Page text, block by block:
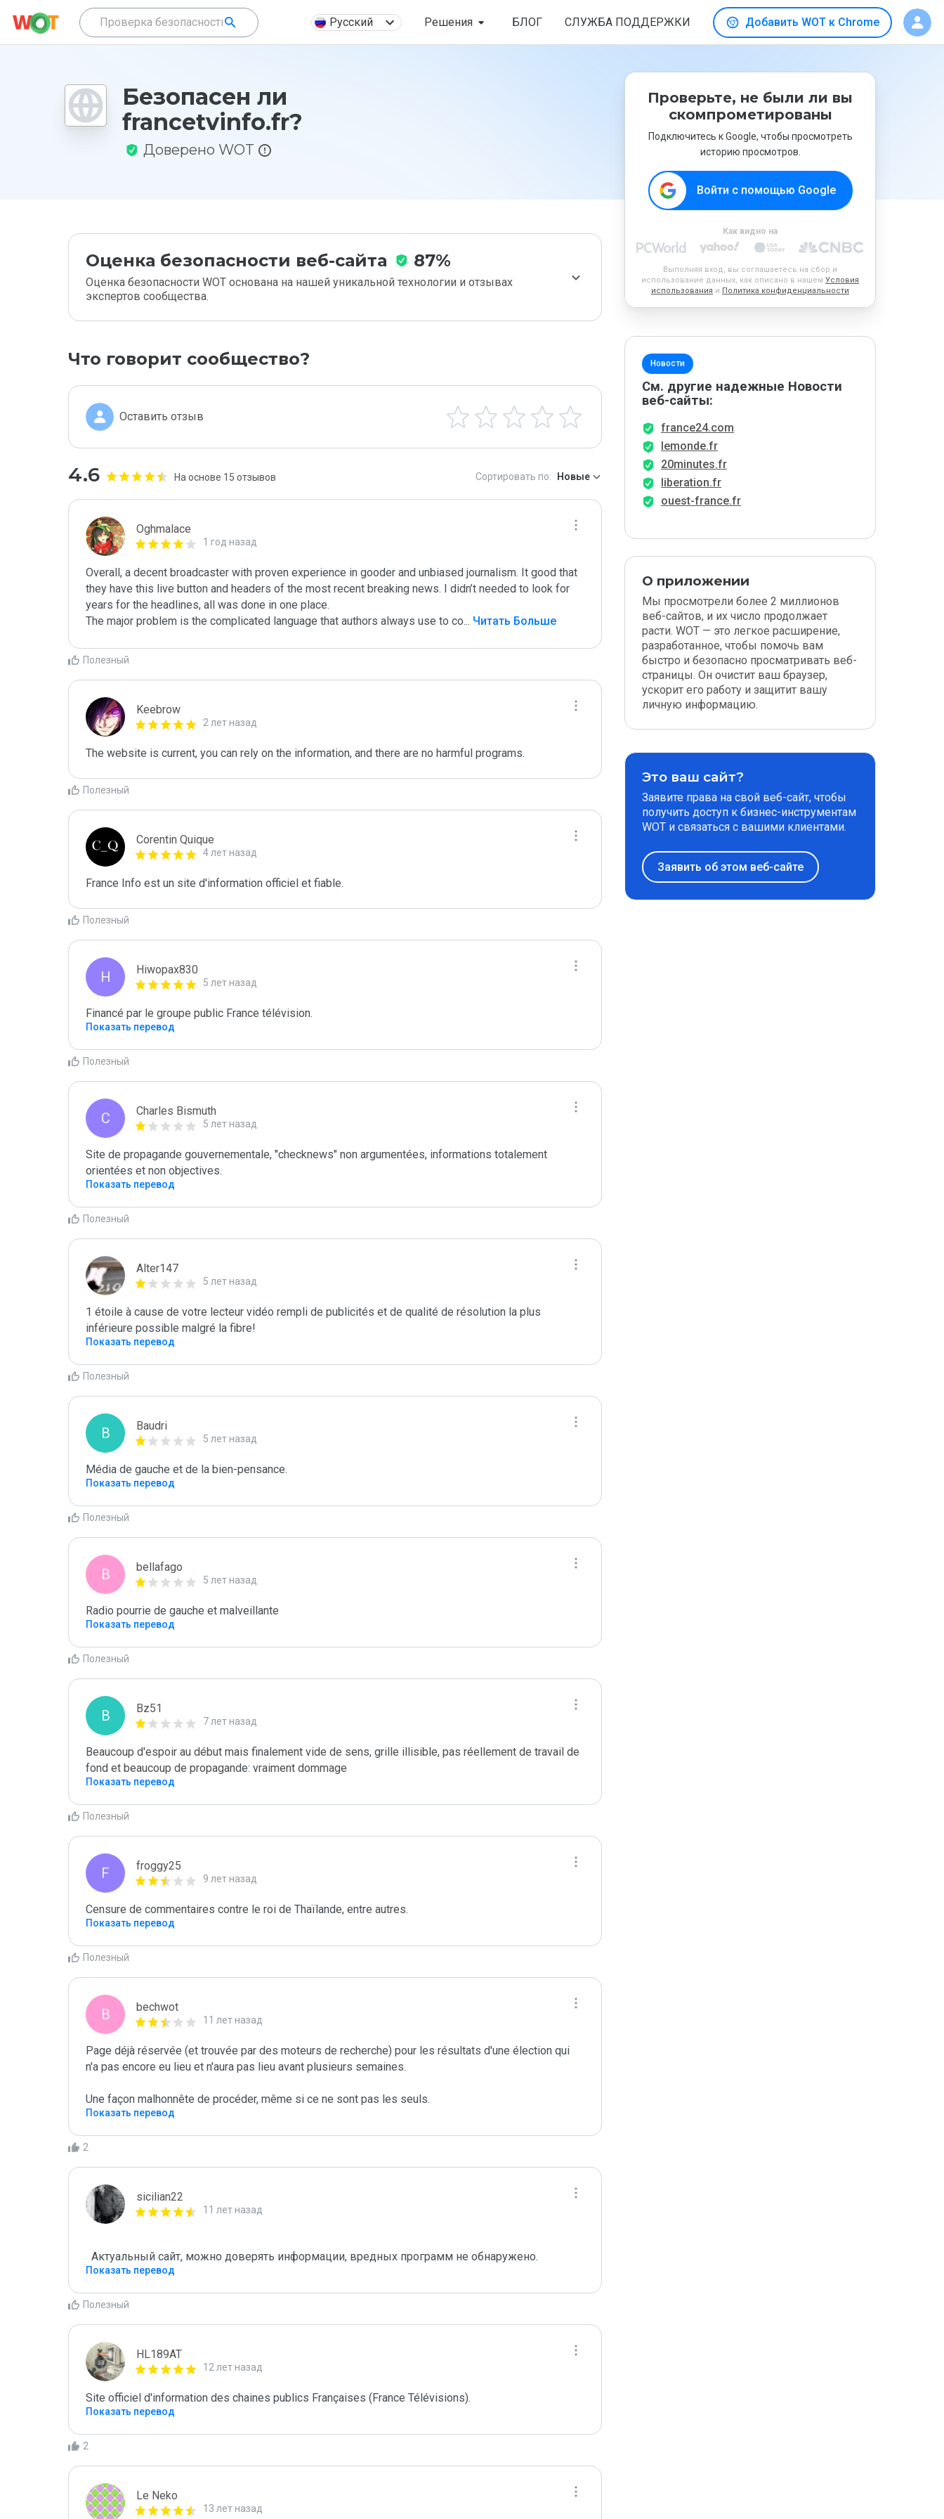
Русский Решения БЛОГ СЛУЖБА ПОДДЕРЖКИ Добавить WOT к Chrome
Безопасен ли
francetvinfo.fr?
Доверено WOT
Оценка безопасности веб-сайта 87%
Оценка безопасности WOT основана на нашей уникальной технологии и отзывах
экспертов сообщества.
Что говорит сообщество?
Оставить отзыв
4.6 На основе 15 отзывов Сортировать по: Новые
Oghmalace
1 год назад
Overall, a decent broadcaster with proven experience in gooder and unbiased journalism. It good that
they have this live button and headers of the most recent breaking news. I didn’t needed to look for
years for the headlines, all was done in one place.
The major problem is the complicated language that authors always use to co... Читать Больше
Полезный
Keebrow
2 лет назад
The website is current, you can rely on the information, and there are no harmful programs.
Полезный
Corentin Quique
4 лет назад
France Info est un site d'information officiel et fiable.
Полезный
H Hiwopax830
5 лет назад
Financé par le groupe public France télévision.
Показать перевод
Полезный
C Charles Bismuth
5 лет назад
Site de propagande gouvernementale, "checknews" non argumentées, informations totalement
orientées et non objectives.
Показать перевод
Полезный
Alter147
5 лет назад
1 étoile à cause de votre lecteur vidéo rempli de publicités et de qualité de résolution la plus
inférieure possible malgré la fibre!
Показать перевод
Полезный
B Baudri
5 лет назад
Média de gauche et de la bien-pensance.
Показать перевод
Полезный
B bellafago
5 лет назад
Radio pourrie de gauche et malveillante
Показать перевод
Полезный
B Bz51
7 лет назад
Beaucoup d'espoir au début mais finalement vide de sens, grille illisible, pas réellement de travail de
fond et beaucoup de propagande: vraiment dommage
Показать перевод
Полезный
F froggy25
9 лет назад
Censure de commentaires contre le roi de Thaïlande, entre autres.
Показать перевод
Полезный
B bechwot
11 лет назад
Page déjà réservée (et trouvée par des moteurs de recherche) pour les résultats d'une élection qui
n'a pas encore eu lieu et n'aura pas lieu avant plusieurs semaines.
Une façon malhonnête de procéder, même si ce ne sont pas les seuls.
Показать перевод
2
sicilian22
11 лет назад
Показать перевод
Полезный
HL189AT
12 лет назад
Site officiel d'information des chaines publics Françaises (France Télévisions).
Показать перевод
2
Le Neko
13 лет назад
Проверьте, не были ли вы
скомпрометированы
Подключитесь к Google, чтобы просмотреть
историю просмотров.
Войти с помощью Google
Как видно на
Выполняя вход, вы соглашаетесь на сбор и
использование данных, как описано в нашем Условия
использования и Политика конфиденциальности
Новости
См. другие надежные Новости
веб-сайты:
france24.com
lemonde.fr
20minutes.fr
liberation.fr
ouest-france.fr
О приложении
Мы просмотрели более 2 миллионов
веб-сайтов, и их число продолжает
расти. WOT — это легкое расширение,
разработанное, чтобы помочь вам
быстро и безопасно просматривать веб-
страницы. Он очистит ваш браузер,
ускорит его работу и защитит вашу
личную информацию.
Это ваш сайт?
Заявите права на свой веб-сайт, чтобы
получить доступ к бизнес-инструментам
WOT и связаться с вашими клиентами.
Заявить об этом веб-сайте